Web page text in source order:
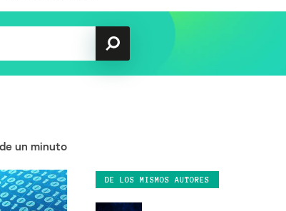
un minuto
DE LOS MISMOS AUTORES